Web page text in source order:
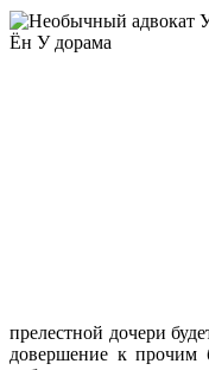
прелестной дочери
довершение к прочим